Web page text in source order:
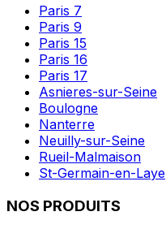
Paris 7
Paris 9
Paris 15
Paris 16
Paris 17
Asnieres-sur-Seine
Boulogne
Nanterre
Neuilly-sur-Seine
Rueil-Malmaison
St-Germain-en-Laye
NOS PRODUITS